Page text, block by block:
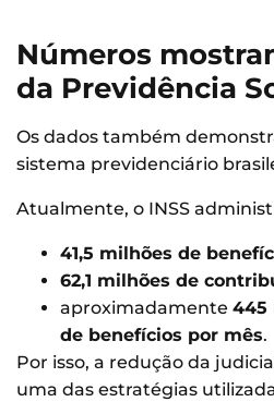
Números
da Previdência
Os dados também
sistema previdenciário
Atualmente, o INSS
41,5 milhões de
62,1 milhões de
aproximadamente 445
de benefícios por mês.
Por isso, a redução da
uma das estratégias